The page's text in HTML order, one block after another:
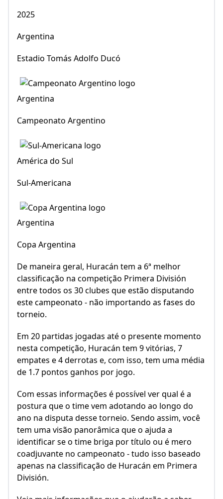
Argentina
Campeonato Argentino
América do Sul
Sul-Americana
Argentina
Copa Argentina
De maneira geral, Huracán tem a 6ª melhor
classificação na competição Primera División
este campeonato - não importando as fases do
torneio.
Em 20 partidas jogadas até o presente momento
nesta competição, Huracán tem 9 vitórias, 7
de 1.7 pontos ganhos por jogo.
Com essas informações é possível ver qual é a
postura que o time vem adotando ao longo do
tem uma visão panorâmica que o ajuda a
identificar se o time briga por título ou é mero
coadjuvante no campeonato - tudo isso baseado
apenas na classificação de Huracán em Primera
División.
Veja mais informações que o ajudarão a saber
mais sobre a campanha de Huracán na